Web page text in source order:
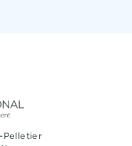
Pelletier